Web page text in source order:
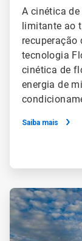
A cinética
limitante ao
recuperação
tecnologia
cinética de
energia de
Saiba mais
ArticleTile
4
de